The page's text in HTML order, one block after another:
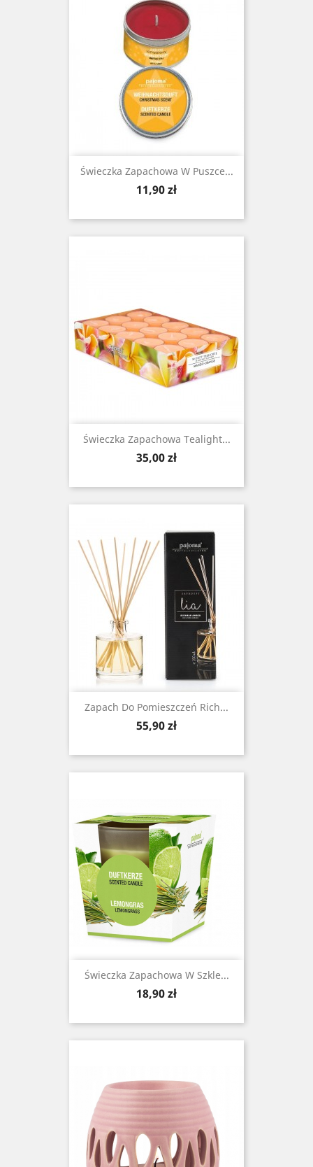
Świeczka Zapachowa W Puszce...
Cena
11,90 zł
Świeczka Zapachowa Tealight...
Cena
35,00 zł
Zapach Do Pomieszczeń Rich...
Cena
55,90 zł
Świeczka Zapachowa W Szkle...
Cena
18,90 zł